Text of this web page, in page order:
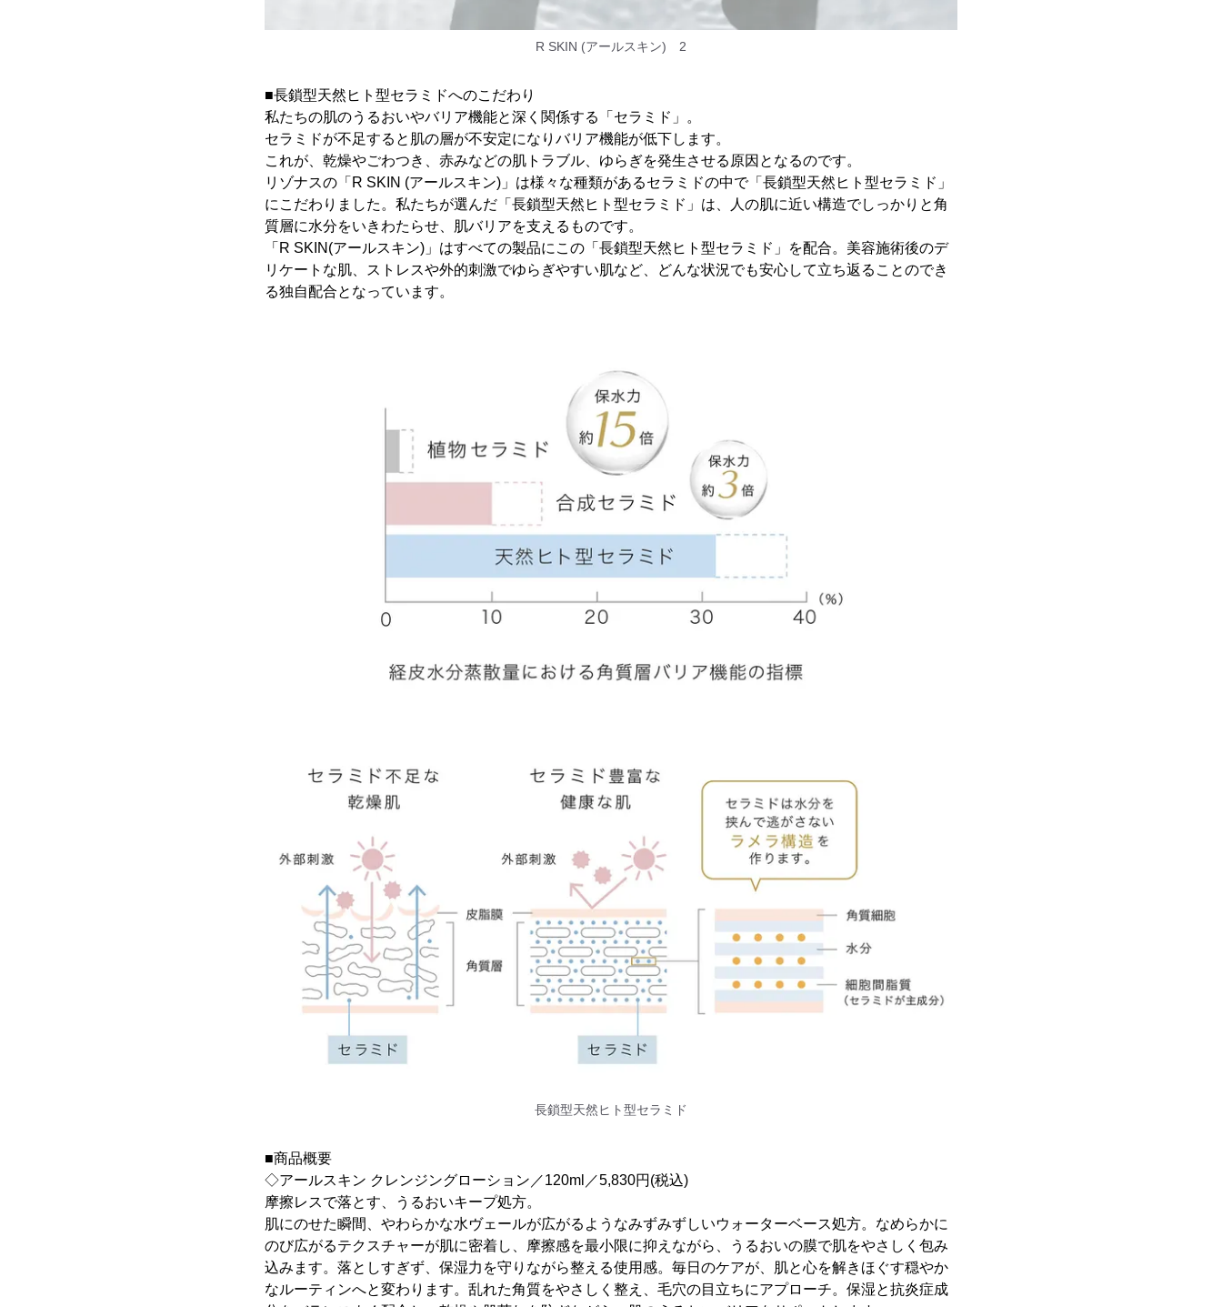
R SKIN (アールスキン) 2
■長鎖型天然ヒト型セラミドへのこだわり
私たちの肌のうるおいやバリア機能と深く関係する「セラミド」。
セラミドが不足すると肌の層が不安定になりバリア機能が低下します。
これが、乾燥やごわつき、赤みなどの肌トラブル、ゆらぎを発生させる原因となるのです。
リゾナスの「R SKIN (アールスキン)」は様々な種類があるセラミドの中で「長鎖型天然ヒト型セラミド」
にこだわりました。私たちが選んだ「長鎖型天然ヒト型セラミド」は、人の肌に近い構造でしっかりと角
質層に水分をいきわたらせ、肌バリアを支えるものです。
「R SKIN(アールスキン)」はすべての製品にこの「長鎖型天然ヒト型セラミド」を配合。美容施術後のデ
リケートな肌、ストレスや外的刺激でゆらぎやすい肌など、どんな状況でも安心して立ち返ることのでき
る独自配合となっています。
長鎖型天然ヒト型セラミド
■商品概要
◇アールスキン クレンジングローション／120ml／5,830円(税込)
摩擦レスで落とす、うるおいキープ処方。
肌にのせた瞬間、やわらかな水ヴェールが広がるようなみずみずしいウォーターベース処方。なめらかに
のび広がるテクスチャーが肌に密着し、摩擦感を最小限に抑えながら、うるおいの膜で肌をやさしく包み
込みます。落としすぎず、保湿力を守りながら整える使用感。毎日のケアが、肌と心を解きほぐす穏やか
なルーティンへと変わります。乱れた角質をやさしく整え、毛穴の目立ちにアプローチ。保湿と抗炎症成